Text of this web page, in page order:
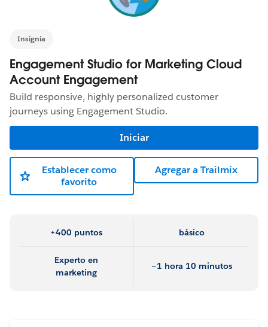
Insignia
Engagement Studio for Marketing Cloud
Account Engagement
Build responsive, highly personalized customer
journeys using Engagement Studio.
Iniciar
Establecer como
favorito
Agregar a Trailmix
+400 puntos básico
Experto en
marketing
~1 hora 10 minutos